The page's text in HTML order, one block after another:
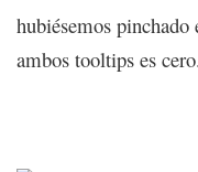
hubiésemos
ambos tooltips es